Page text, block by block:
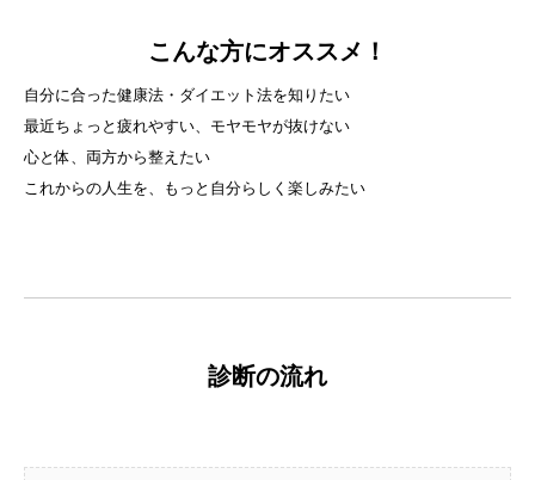
こんな方にオススメ！
自分に合った健康法・ダイエット法を知りたい
最近ちょっと疲れやすい、モヤモヤが抜けない
心と体、両方から整えたい
これからの人生を、もっと自分らしく楽しみたい
診断の流れ